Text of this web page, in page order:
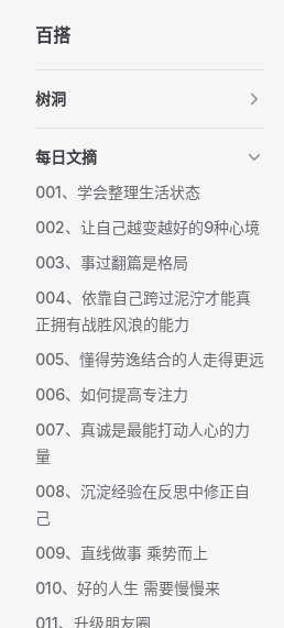
Skip to content
百搭
树洞
每日文摘
001、学会整理生活状态
002、让自己越变越好的9种心境
003、事过翻篇是格局
004、依靠自己跨过泥泞才能真
正拥有战胜风浪的能力
005、懂得劳逸结合的人走得更远
006、如何提高专注力
007、真诚是最能打动人心的力
量
008、沉淀经验在反思中修正自
己
009、直线做事 乘势而上
010、好的人生 需要慢慢来
011、升级朋友圈